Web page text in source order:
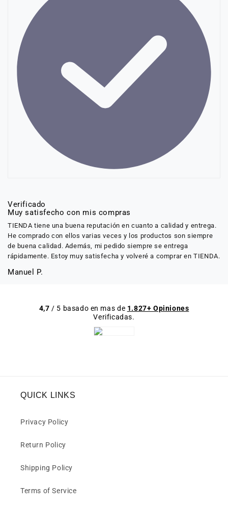
Verificado
Muy satisfecho con mis compras
TIENDA tiene una buena reputación en cuanto a calidad y entrega.
He comprado con ellos varias veces y los productos son siempre
de buena calidad. Además, mi pedido siempre se entrega
rápidamente. Estoy muy satisfecha y volveré a comprar en TIENDA.
Manuel P.
4,7 / 5 basado en mas de 1.827+ Opiniones
Verificadas.
QUICK LINKS
Privacy Policy
Return Policy
Shipping Policy
Terms of Service